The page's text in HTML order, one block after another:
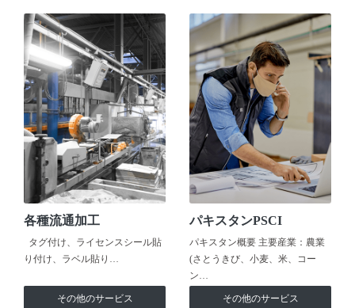
各種流通加工
タグ付け、ライセンスシール貼
り付け、ラベル貼り…
その他のサービス
パキスタンPSCI
パキスタン概要 主要産業：農業
(さとうきび、小麦、米、コー
ン…
その他のサービス